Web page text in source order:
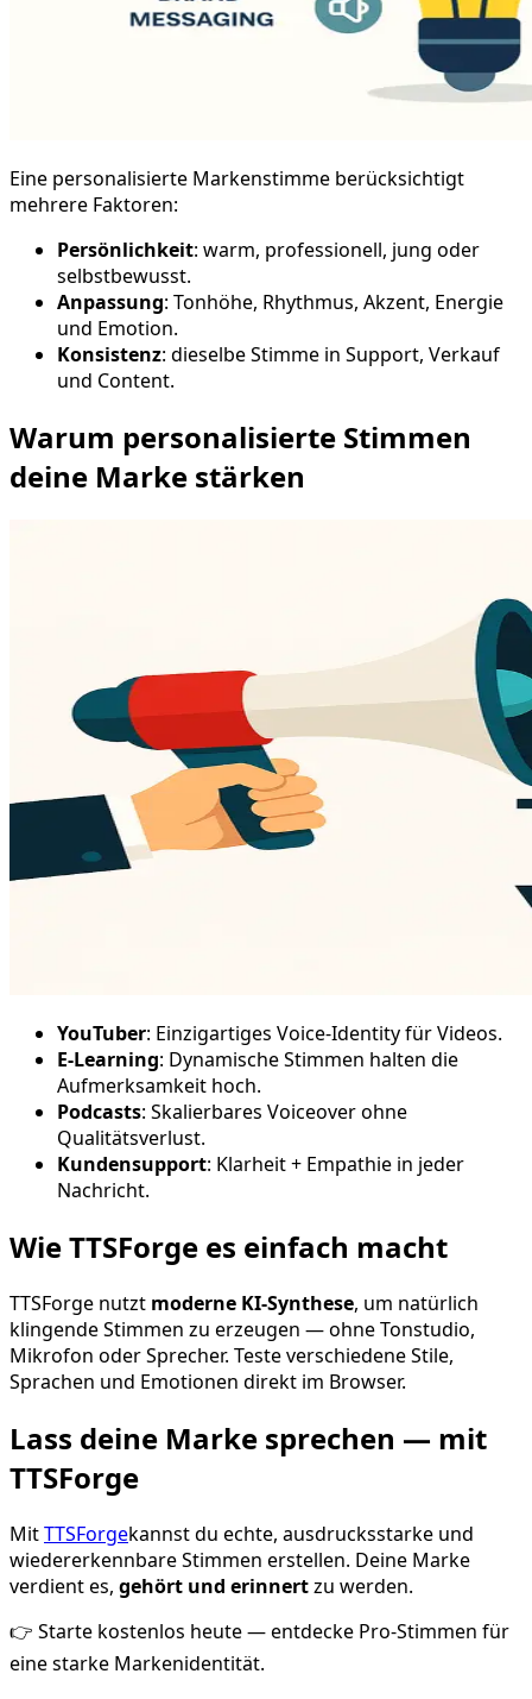
Eine personalisierte Markenstimme berücksichtigt
mehrere Faktoren:
Persönlichkeit: warm, professionell, jung oder
selbstbewusst.
Anpassung: Tonhöhe, Rhythmus, Akzent, Energie
und Emotion.
Konsistenz: dieselbe Stimme in Support, Verkauf
und Content.
Warum personalisierte Stimmen
deine Marke stärken
YouTuber: Einzigartiges Voice-Identity für Videos.
E-Learning: Dynamische Stimmen halten die
Aufmerksamkeit hoch.
Podcasts: Skalierbares Voiceover ohne
Qualitätsverlust.
Kundensupport: Klarheit + Empathie in jeder
Nachricht.
Wie TTSForge es einfach macht
TTSForge nutzt moderne KI-Synthese, um natürlich
klingende Stimmen zu erzeugen — ohne Tonstudio,
Mikrofon oder Sprecher. Teste verschiedene Stile,
Sprachen und Emotionen direkt im Browser.
Lass deine Marke sprechen — mit
TTSForge
MitTTSForgekannst du echte, ausdrucksstarke und
wiedererkennbare Stimmen erstellen. Deine Marke
verdient es, gehört und erinnertzu werden.
👉 Starte kostenlos heute — entdecke Pro-Stimmen für
eine starke Markenidentität.